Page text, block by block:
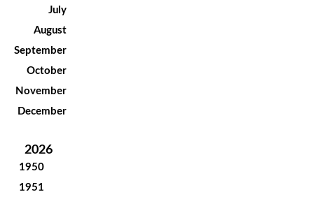
July
August
September
October
November
December
2026
1950
1951